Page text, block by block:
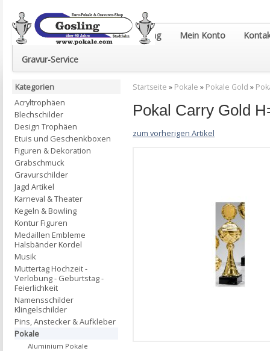
Euro-Pokale & Gravur-Shop Gosling Mein Konto
Gravur-Service
Startseite » Pokale » Pokale Gold »
Pokal Carry Gold
zum vorherigen Artikel
Kategorien
Acryltrophäen
Blechschilder
Design Trophäen
Etuis und Geschenkboxen
Figuren & Dekoration
Grabschmuck
Gravurschilder
Jagd Artikel
Karneval & Theater
Kegeln & Bowling
Kontur Figuren
Medaillen Embleme
Halsbänder Kordel
Musik
Muttertag Hochzeit -
Verlobung - Geburtstag -
Feierlichkeit
Namensschilder
Klingelschilder
Pins, Anstecker & Aufkleber
Pokale
Aluminium Pokale